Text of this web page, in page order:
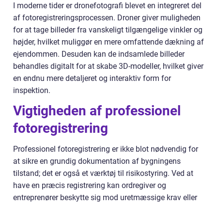
I moderne tider er dronefotografi blevet en integreret del
af fotoregistreringsprocessen. Droner giver muligheden
for at tage billeder fra vanskeligt tilgængelige vinkler og
højder, hvilket muliggør en mere omfattende dækning af
ejendommen. Desuden kan de indsamlede billeder
behandles digitalt for at skabe 3D-modeller, hvilket giver
en endnu mere detaljeret og interaktiv form for
inspektion.
Vigtigheden af professionel
fotoregistrering
Professionel fotoregistrering er ikke blot nødvendig for
at sikre en grundig dokumentation af bygningens
tilstand; det er også et værktøj til risikostyring. Ved at
have en præcis registrering kan ordregiver og
entreprenører beskytte sig mod uretmæssige krav eller